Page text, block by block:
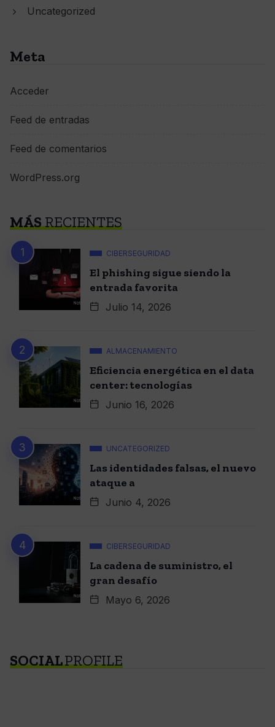
Uncategorized
Meta
Acceder
Feed de entradas
Feed de comentarios
WordPress.org
MÁSRECIENTES
CIBERSEGURIDAD
El phishing sigue siendo la
entrada favorita
Julio 14, 2026
ALMACENAMIENTO
Eficiencia energética en el data
center: tecnologías
Junio 16, 2026
UNCATEGORIZED
Las identidades falsas, el nuevo
ataque a
Junio 4, 2026
CIBERSEGURIDAD
La cadena de suministro, el
gran desafío
Mayo 6, 2026
SOCIALPROFILE